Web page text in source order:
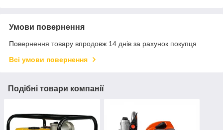
Умови повернення
Повернення товару впродовж 14 днів за рахунок покупця
Всі умови повернення
Подібні товари компанії